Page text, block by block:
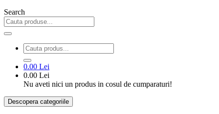
Search
0.00 Lei
0.00 Lei
Nu aveti nici un produs in cosul de cumparaturi!
Descopera categoriile